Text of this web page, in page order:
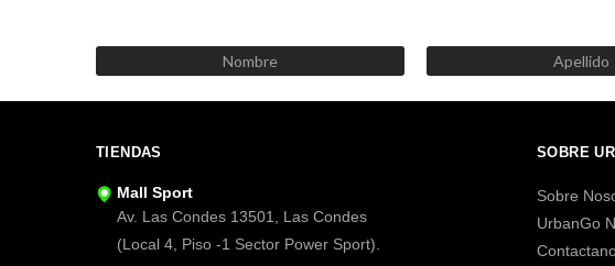
TIENDAS
Mall Sport
Av. Las Condes 13501, Las Condes
(Local 4, Piso -1 Sector Power Sport).
SOBRE
Sobre
UrbanGo